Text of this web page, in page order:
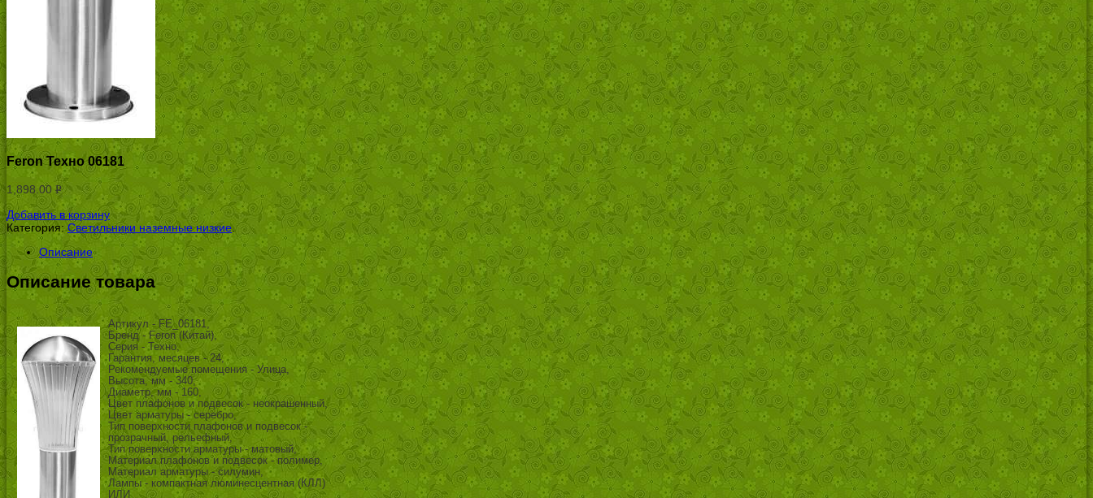
Feron Техно 06181
1,898.00 Р
УБ.
Добавить в корзину
Категория:Светильники наземные низкие.
Описание
Описание товара
Артикул - FE_06181,
Бренд - Feron (Китай),
Серия - Техно,
Гарантия, месяцев - 24,
Рекомендуемые помещения - Улица,
Высота, мм - 340,
Диаметр, мм - 160,
Цвет плафонов и подвесок - неокрашенный,
Цвет арматуры - серебро,
Тип поверхности плафонов и подвесок -
прозрачный, рельефный,
Тип поверхности арматуры - матовый,
Материал плафонов и подвесок - полимер,
Материал арматуры - силумин,
Лампы - компактная люминесцентная (КЛЛ)
ИЛИ